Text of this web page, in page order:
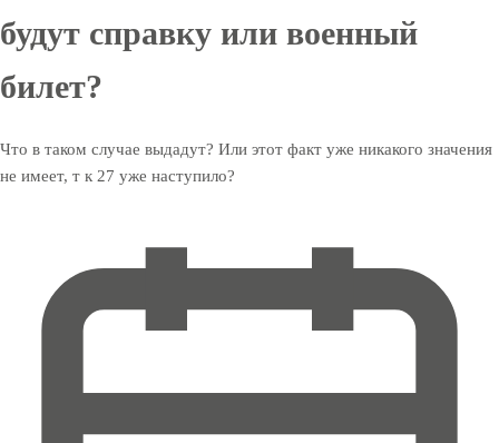
будут справку или военный
билет?
Что в таком случае выдадут? Или этот факт уже никакого значения
не имеет, т к 27 уже наступило?